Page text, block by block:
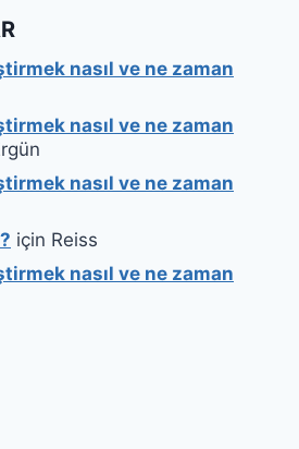
nasıl ve ne zaman
nasıl ve ne zaman
nasıl ve ne zaman
için Reiss
nasıl ve ne zaman